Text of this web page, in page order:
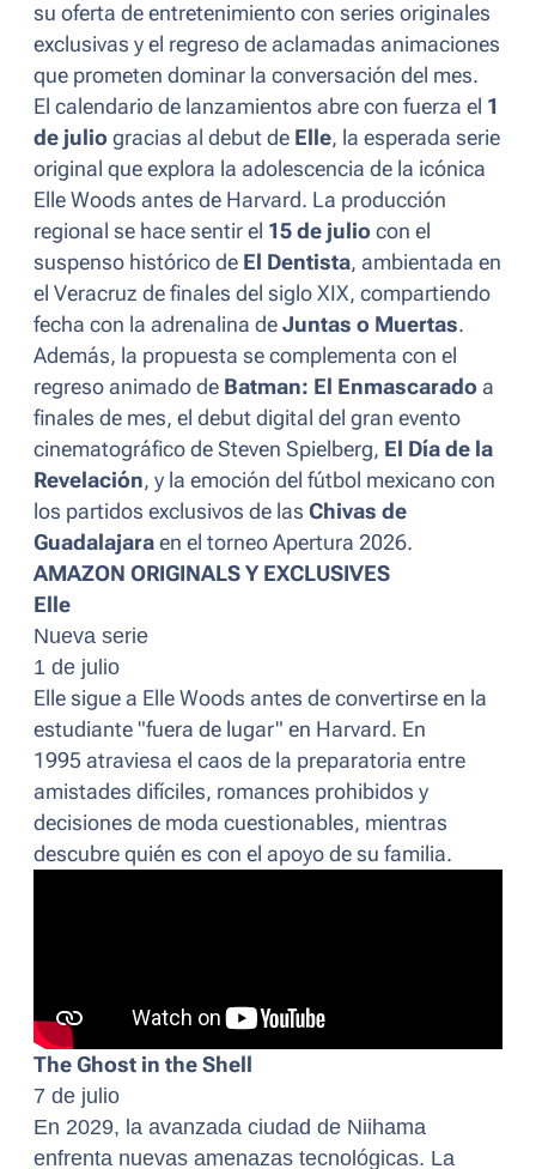
su oferta de entretenimiento con series originales
exclusivas y el regreso de aclamadas animaciones
que prometen dominar la conversación del mes.
El calendario de lanzamientos abre con fuerza el 1
de julio gracias al debut de Elle, la esperada serie
original que explora la adolescencia de la icónica
Elle Woods antes de Harvard. La producción
regional se hace sentir el 15 de julio con el
suspenso histórico de El Dentista, ambientada en
el Veracruz de finales del siglo XIX, compartiendo
fecha con la adrenalina de Juntas o Muertas.
Además, la propuesta se complementa con el
regreso animado de Batman: El Enmascarado a
finales de mes, el debut digital del gran evento
cinematográfico de Steven Spielberg, El Día de la
Revelación, y la emoción del fútbol mexicano con
los partidos exclusivos de las Chivas de
Guadalajara en el torneo Apertura 2026.
AMAZON ORIGINALS Y EXCLUSIVES
Elle
Nueva serie
1 de julio
Elle sigue a Elle Woods antes de convertirse en la
estudiante "fuera de lugar" en Harvard. En
1995 atraviesa el caos de la preparatoria entre
amistades difíciles, romances prohibidos y
decisiones de moda cuestionables, mientras
descubre quién es con el apoyo de su familia.
The Ghost in the Shell
7 de julio
En 2029, la avanzada ciudad de Niihama
enfrenta nuevas amenazas tecnológicas. La